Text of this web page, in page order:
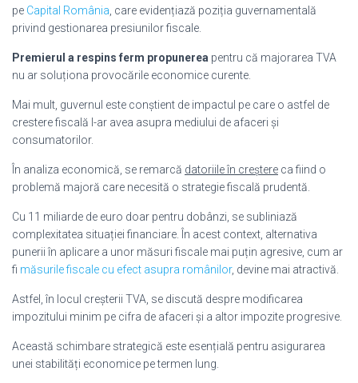
pe Capital România , care evidențiază poziția guvernamentală
privind gestionarea presiunilor fiscale.
Premierul a respins ferm propunerea pentru că majorarea TVA
nu ar soluționa provocările economice curente.
Mai mult, guvernul este conștient de impactul pe care o astfel de
crestere fiscală l-ar avea asupra mediului de afaceri și
consumatorilor.
În analiza economică, se remarcă datoriile în creștere ca fiind o
problemă majoră care necesită o strategie fiscală prudentă.
Cu 11 miliarde de euro doar pentru dobânzi, se subliniază
complexitatea situației financiare. În acest context, alternativa
punerii în aplicare a unor măsuri fiscale mai puțin agresive, cum ar
fi măsurile fiscale cu efect asupra românilor, devine mai atractivă.
Astfel, în locul creșterii TVA, se discută despre modificarea
impozitului minim pe cifra de afaceri și a altor impozite progresive.
Această schimbare strategică este esențială pentru asigurarea
unei stabilități economice pe termen lung.